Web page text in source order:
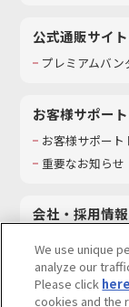
公式通販サイト
プレミアムバン
お客様サポート
お客様サポート
重要なお知らせ
会社・採用情報
採用情報
サステナビリテ
We use unique
analyze our
Please click here
cookies and the